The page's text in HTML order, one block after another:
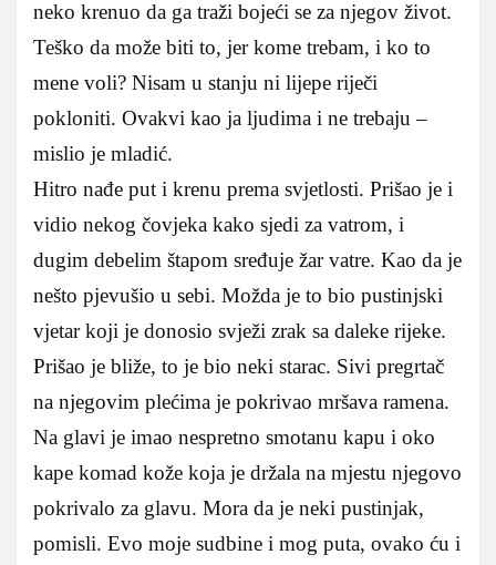
neko krenuo da ga traži bojeći se za njegov život.
Teško da može biti to, jer kome trebam, i ko to
mene voli? Nisam u stanju ni lijepe riječi
pokloniti. Ovakvi kao ja ljudima i ne trebaju –
mislio je mladić.
Hitro nađe put i krenu prema svjetlosti. Prišao je i
vidio nekog čovjeka kako sjedi za vatrom, i
dugim debelim štapom sređuje žar vatre. Kao da je
nešto pjevušio u sebi. Možda je to bio pustinjski
vjetar koji je donosio svježi zrak sa daleke rijeke.
Prišao je bliže, to je bio neki starac. Sivi pregrtač
na njegovim plećima je pokrivao mršava ramena.
Na glavi je imao nespretno smotanu kapu i oko
kape komad kože koja je držala na mjestu njegovo
pokrivalo za glavu. Mora da je neki pustinjak,
pomisli. Evo moje sudbine i mog puta, ovako ću i